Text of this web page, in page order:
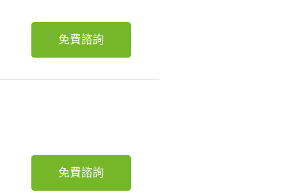
免費諮詢
免費諮詢